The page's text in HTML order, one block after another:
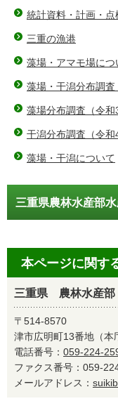
統計資料・計画・点
三重の漁港
藻場・アマモ場につ
藻場・干潟分布調査
藻場分布調査（令和
干潟分布調査（令和
藻場・干潟について
三重県農林水産部
本ページに関す
三重県 農林水産
〒514-8570
津市広明町13番地（本
電話番号： 059-224-
ファクス番号：059-
メールアドレス：